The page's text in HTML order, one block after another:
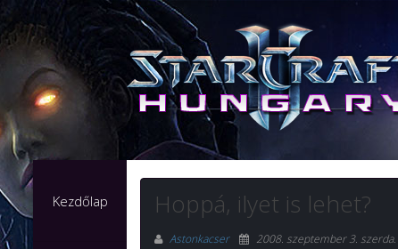
Kezdőlap Hoppá, ilyet is lehet?
Astonkacser 2008. szeptember 3. szerda.